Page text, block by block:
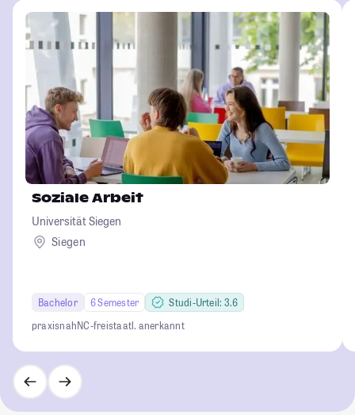
Soziale Arbeit
Universität Siegen
Siegen
Bachelor 6 Semester
Studi-Urteil: 3.6
praxisnahNC-freistaatl. anerkannt